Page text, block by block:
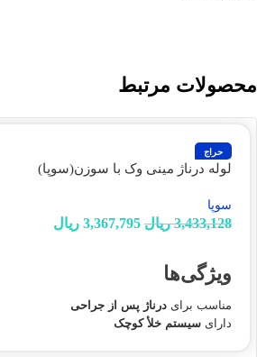
محصولات مرتبط
حراج
لوله درناژ مینی وک با سوزن(سوپا)
سوپا
3,433,128 ریال 3,367,795 ریال
ویژگی‌ها
مناسب برای درناژ پس از جراحی
دارای سیستم خلأ کوچک